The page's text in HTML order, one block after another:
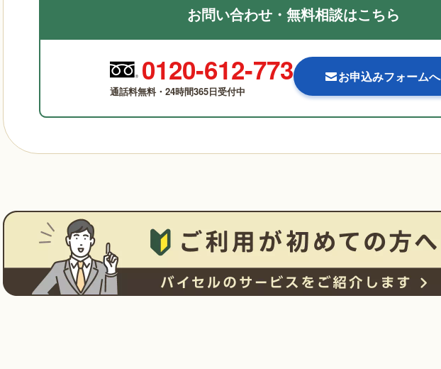
お問い合わせ・無料相談はこちら
0120-612-773
通話料無料・24時間365日受付中
お申込みフォームへ